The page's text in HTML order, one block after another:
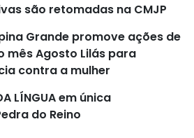
são retomadas na CMJP
Grande promove ações de
mês Agosto Lilás para
contra a mulher
LÍNGUA em única
do Reino